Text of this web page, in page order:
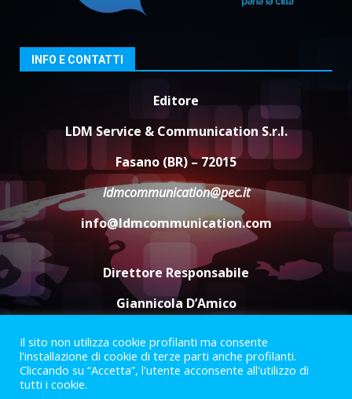
3
La Banda Città di Fasano apre
Savelletri in festa, domani sera
grande spettacolo con Uccio De
Santis
8 Agosto 2026 07:30
Politiche Giovanili e Mobilità
Sostenibile: premiati gli studenti
universitari del bando “La strada
giusta”
8 Agosto 2026 07:15
INFO E CONTATTI
Editore
LDM Service & Communication S.r.l.
Fasano (BR) – 72015
ldmcommunication@pec.it
info@ldmcommunication.com
Direttore Responsabile
Giannicola D’Amico
Termini e Condizioni
Privacy Policy
Informazioni Legali
Il sito non utilizza cookie profilanti ma consente
l'installazione di cookie di terze parti anche profilanti.
Cliccando su “Accetta”, l'utente acconsente all'utilizzo di
tutti i cookie.